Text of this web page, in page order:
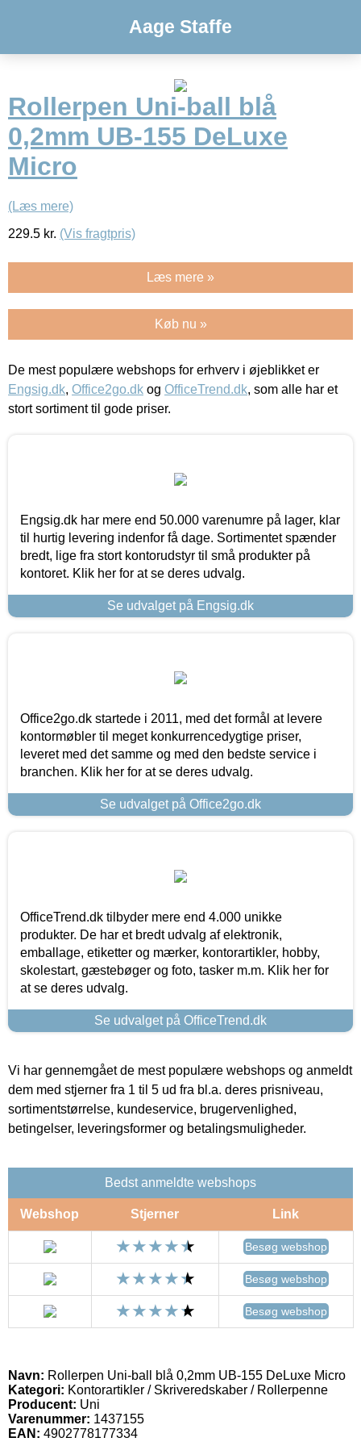
Aage Staffe
Rollerpen Uni-ball blå
0,2mm UB-155 DeLuxe
Micro
(Læs mere)
229.5 kr. (Vis fragtpris)
Læs mere »
Køb nu »
De mest populære webshops for erhverv i øjeblikket er
Engsig.dk, Office2go.dk og OfficeTrend.dk, som alle har et
stort sortiment til gode priser.
Engsig.dk har mere end 50.000 varenumre på lager, klar
til hurtig levering indenfor få dage. Sortimentet spænder
bredt, lige fra stort kontorudstyr til små produkter på
kontoret. Klik her for at se deres udvalg.
Se udvalget på Engsig.dk
Office2go.dk startede i 2011, med det formål at levere
kontormøbler til meget konkurrencedygtige priser,
leveret med det samme og med den bedste service i
branchen. Klik her for at se deres udvalg.
Se udvalget på Office2go.dk
OfficeTrend.dk tilbyder mere end 4.000 unikke
produkter. De har et bredt udvalg af elektronik,
emballage, etiketter og mærker, kontorartikler, hobby,
skolestart, gæstebøger og foto, tasker m.m. Klik her for
at se deres udvalg.
Se udvalget på OfficeTrend.dk
Vi har gennemgået de mest populære webshops og anmeldt
dem med stjerner fra 1 til 5 ud fra bl.a. deres prisniveau,
sortimentstørrelse, kundeservice, brugervenlighed,
betingelser, leveringsformer og betalingsmuligheder.
Bedst anmeldte webshops
Webshop Stjerner Link
Besøg webshop
Besøg webshop
Besøg webshop
Navn: Rollerpen Uni-ball blå 0,2mm UB-155 DeLuxe Micro
Kategori: Kontorartikler / Skriveredskaber / Rollerpenne
Producent: Uni
Varenummer: 1437155
EAN: 4902778177334